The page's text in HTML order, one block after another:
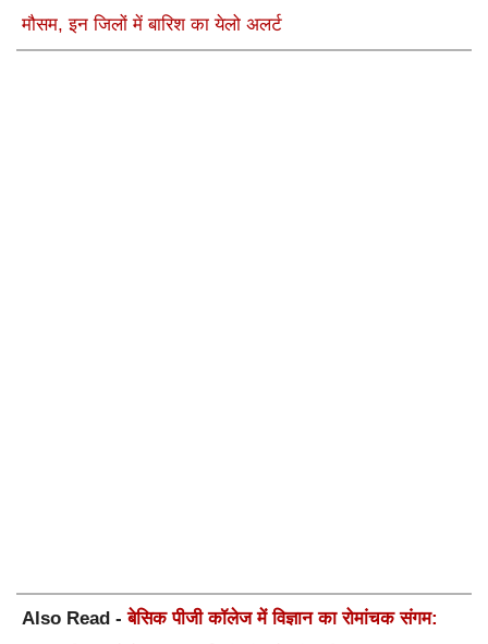
मौसम, इन जिलों में बारिश का येलो अलर्ट
Also Read -बेसिक पीजी कॉलेज में विज्ञान का रोमांचक संगम: